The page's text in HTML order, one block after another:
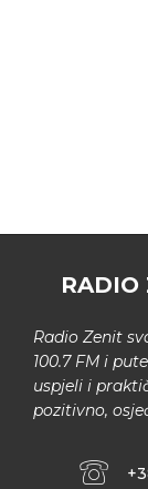
RADIO
Radio Zenit
100.7 FM i
uspjeli i
pozitivno,